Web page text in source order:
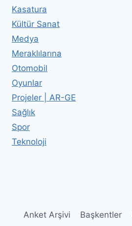
Kasatura
Kültür Sanat
Medya
Meraklılarına
Otomobil
Oyunlar
Projeler | AR-GE
Sağlık
Spor
Teknoloji
Anket Arşivi Başkentler